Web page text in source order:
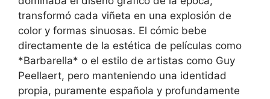
transformó cada viñeta en una explosión de
color y formas sinuosas. El cómic bebe
directamente de la estética de películas como
*Barbarella* o el estilo de artistas como Guy
Peellaert, pero manteniendo una identidad
propia, puramente española y profundamente